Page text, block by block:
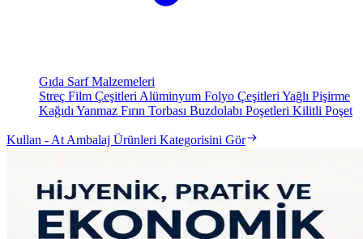
Gıda Sarf Malzemeleri
Streç Film Çeşitleri Alüminyum Folyo Çeşitleri Yağlı Pişirme
Kağıdı Yanmaz Fırın Torbası Buzdolabı Poşetleri Kilitli Poşet
Kullan - At Ambalaj Ürünleri Kategorisini Gör